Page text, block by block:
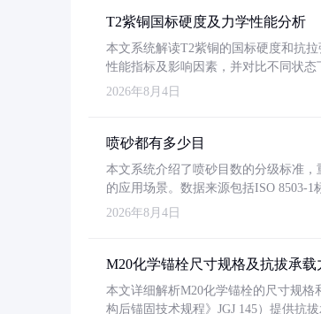
T2紫铜国标硬度及力学性能分析
本文系统解读T2紫铜的国标硬度和抗
性能指标及影响因素，并对比不同状态
2026年8月4日
喷砂都有多少目
本文系统介绍了喷砂目数的分级标准，
的应用场景。数据来源包括ISO 8503-
2026年8月4日
M20化学锚栓尺寸规格及抗拔承载
本文详细解析M20化学锚栓的尺寸规
构后锚固技术规程》JGJ 145）提供抗